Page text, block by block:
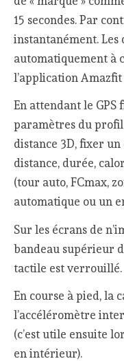
15 secondes. Par
instantanément. Les
automatiquement à
l’application
En attendant le
paramètres du
distance 3D, fixer
distance, durée,
(tour auto, FCmax,
automatique ou un
Sur les écrans de
bandeau supérieur
tactile est verrouillé.
En course à pied, la
l’accéléromètre
(c’est utile ensuite
en intérieur).